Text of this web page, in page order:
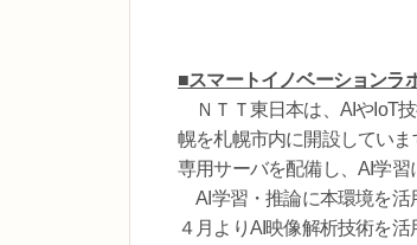
■スマートイノベーションラ
ＮＴＴ東日本は、AIやIoT
幌を札幌市内に開設してい
専用サーバを配備し、AI学習
AI学習・推論に本環境を活
４月よりAI映像解析技術を